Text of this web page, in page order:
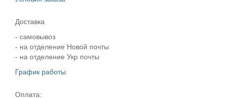
Доставка
- самовывоз
- на отделение Новой почты
- на отделение Укр почты
График работы
Оплата: